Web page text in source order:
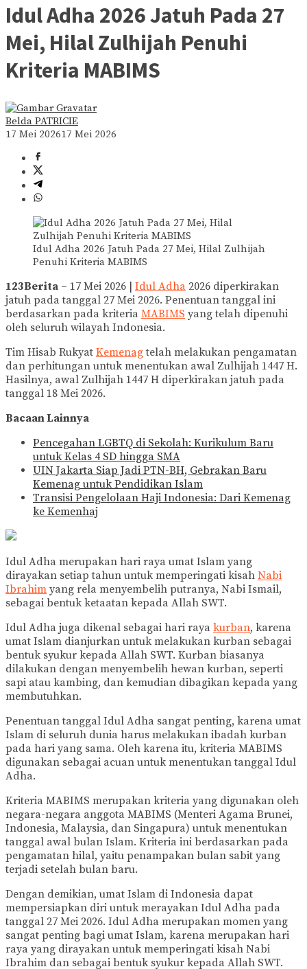
Idul Adha 2026 Jatuh Pada 27
Mei, Hilal Zulhijah Penuhi
Kriteria MABIMS
Belda PATRICIE
17 Mei 202617 Mei 2026
Idul Adha 2026 Jatuh Pada 27 Mei, Hilal Zulhijah
Penuhi Kriteria MABIMS
123Berita – 17 Mei 2026 | Idul Adha 2026 diperkirakan
jatuh pada tanggal 27 Mei 2026. Penentuan tanggal ini
berdasarkan pada kriteria MABIMS yang telah dipenuhi
oleh seluruh wilayah Indonesia.
Tim Hisab Rukyat Kemenagtelah melakukan pengamatan
dan perhitungan untuk menentukan awal Zulhijah 1447 H.
Hasilnya, awal Zulhijah 1447 H diperkirakan jatuh pada
tanggal 18 Mei 2026.
Bacaan Lainnya
Pencegahan LGBTQ di Sekolah: Kurikulum Baru
untuk Kelas 4 SD hingga SMA
UIN Jakarta Siap Jadi PTN-BH, Gebrakan Baru
Kemenag untuk Pendidikan Islam
Transisi Pengelolaan Haji Indonesia: Dari Kemenag
ke Kemenhaj
Idul Adha merupakan hari raya umat Islam yang
dirayakan setiap tahun untuk memperingati kisah Nabi
Ibrahim yang rela menyembelih putranya, Nabi Ismail,
sebagai bentuk ketaatan kepada Allah SWT.
Idul Adha juga dikenal sebagai hari raya kurban, karena
umat Islam dianjurkan untuk melakukan kurban sebagai
bentuk syukur kepada Allah SWT. Kurban biasanya
dilakukan dengan menyembelih hewan kurban, seperti
sapi atau kambing, dan kemudian dibagikan kepada yang
membutuhkan.
Penentuan tanggal Idul Adha sangat penting, karena umat
Islam di seluruh dunia harus melakukan ibadah kurban
pada hari yang sama. Oleh karena itu, kriteria MABIMS
digunakan sebagai acuan untuk menentukan tanggal Idul
Adha.
Kriteria MABIMS merupakan kriteria yang digunakan oleh
negara-negara anggota MABIMS (Menteri Agama Brunei,
Indonesia, Malaysia, dan Singapura) untuk menentukan
tanggal awal bulan Islam. Kriteria ini berdasarkan pada
pengamatan hilal, yaitu penampakan bulan sabit yang
terjadi setelah bulan baru.
Dengan demikian, umat Islam di Indonesia dapat
mempersiapkan diri untuk merayakan Idul Adha pada
tanggal 27 Mei 2026. Idul Adha merupakan momen yang
sangat penting bagi umat Islam, karena merupakan hari
raya yang dirayakan untuk memperingati kisah Nabi
Ibrahim dan sebagai bentuk syukur kepada Allah SWT.